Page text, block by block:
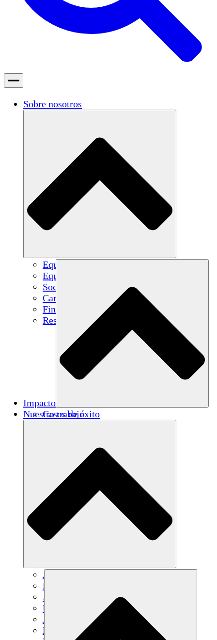
Sobre nosotros
Equipo
Equipo
Socios
Carreras
Finanzas
Resources
Impacto
Casos de éxito
Nuestro trabajo
Agricultura sostenible
Recuperación de terremotos
Agua limpia
Empoderamiento de la mujer
Jóvenes y estudiantes
Preservación cultural y diálogo